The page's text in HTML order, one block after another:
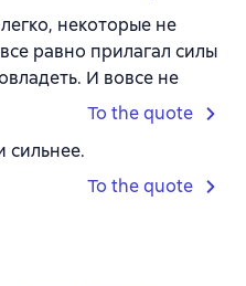
некоторые не
равно прилагал силы
И вовсе не
To the quote
сильнее.
To the quote